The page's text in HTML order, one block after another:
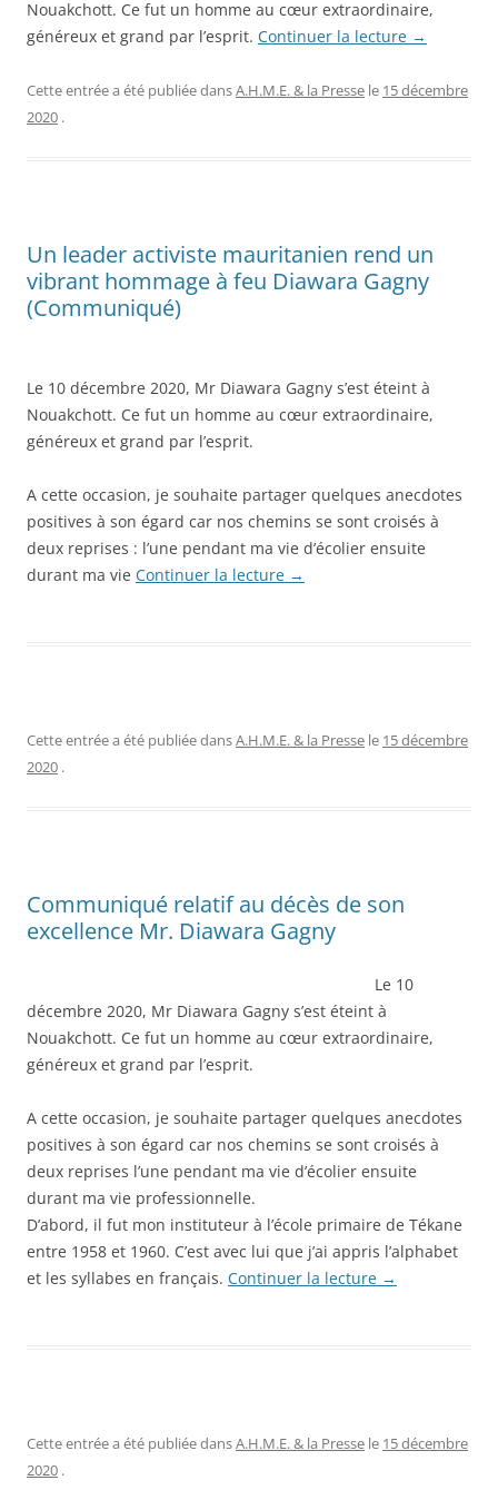
Nouakchott. Ce fut un homme au cœur extraordinaire,
généreux et grand par l’esprit. Continuer la lecture →
Cette entrée a été publiée dansA.H.M.E. & la Presse le 15 décembre
2020 .
Un leader activiste mauritanien rend un
vibrant hommage à feu Diawara Gagny
(Communiqué)
Le 10 décembre 2020, Mr Diawara Gagny s’est éteint à
Nouakchott. Ce fut un homme au cœur extraordinaire,
généreux et grand par l’esprit.
A cette occasion, je souhaite partager quelques anecdotes
positives à son égard car nos chemins se sont croisés à
deux reprises : l’une pendant ma vie d’écolier ensuite
durant ma vie Continuer la lecture →
Cette entrée a été publiée dansA.H.M.E. & la Presse le 15 décembre
2020 .
Communiqué relatif au décès de son
excellence Mr. Diawara Gagny
Le 10
décembre 2020, Mr Diawara Gagny s’est éteint à
Nouakchott. Ce fut un homme au cœur extraordinaire,
généreux et grand par l’esprit.
A cette occasion, je souhaite partager quelques anecdotes
positives à son égard car nos chemins se sont croisés à
deux reprises l’une pendant ma vie d’écolier ensuite
durant ma vie professionnelle.
D’abord, il fut mon instituteur à l’école primaire de Tékane
entre 1958 et 1960. C’est avec lui que j’ai appris l’alphabet
et les syllabes en français. Continuer la lecture →
Cette entrée a été publiée dansA.H.M.E. & la Presse le 15 décembre
2020 .